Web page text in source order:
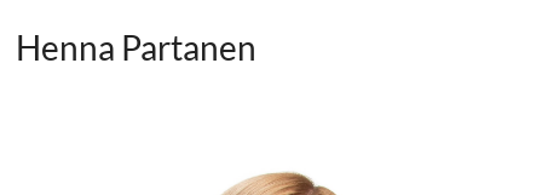
Henna Partanen